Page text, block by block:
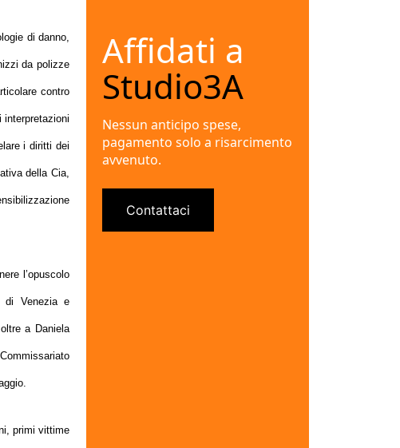
di danno,
da polizze
contro
i diritti dei
della Cia,
l’opuscolo
di Venezia e
a Daniela
primi vittime
Affidati a
Studio3A
Nessun anticipo spese,
pagamento solo a risarcimento
avvenuto.
Contattaci